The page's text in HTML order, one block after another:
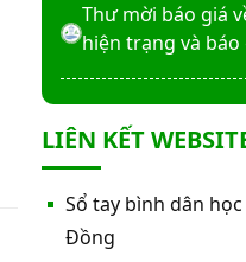
Thư mời báo giá
hiện trạng và
thiện của Bệnh
Thư mời báo giá
giá thiết bị
Thư mời báo giá
nhà bảo vệ và
LIÊN KẾT
Sổ tay bình dân
Đồng